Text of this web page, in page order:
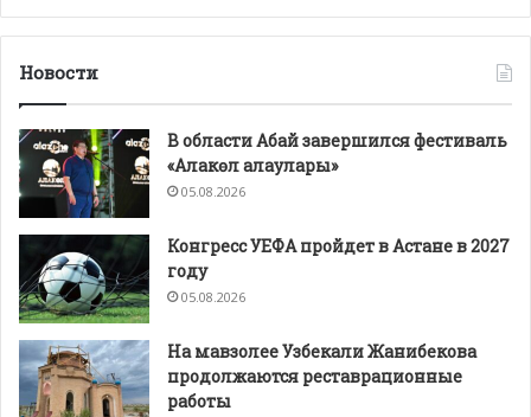
Новости
В области Абай завершился фестиваль
«Алакөл алаулары»
05.08.2026
Конгресс УЕФА пройдет в Астане в 2027
году
05.08.2026
На мавзолее Узбекали Жанибекова
продолжаются реставрационные
работы